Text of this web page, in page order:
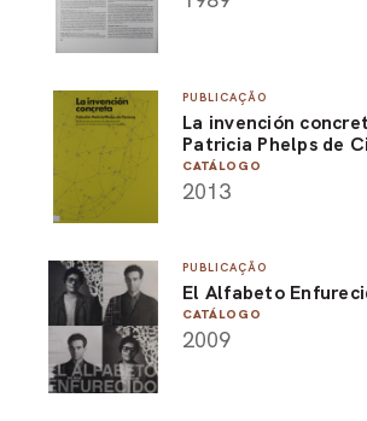
PUBLICAÇÃO
La invención
Patricia Phelps de
CATÁLOGO
2013
PUBLICAÇÃO
El Alfabeto
CATÁLOGO
2009